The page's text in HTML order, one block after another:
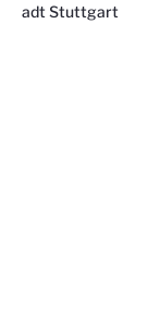
adt Stuttgart